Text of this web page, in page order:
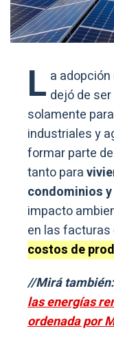
L a adopción
dejó de
solamente
industriales y
formar parte
tanto para
condominios
impacto
en las facturas
costos de
//Mirá también:
las energías
ordenada por